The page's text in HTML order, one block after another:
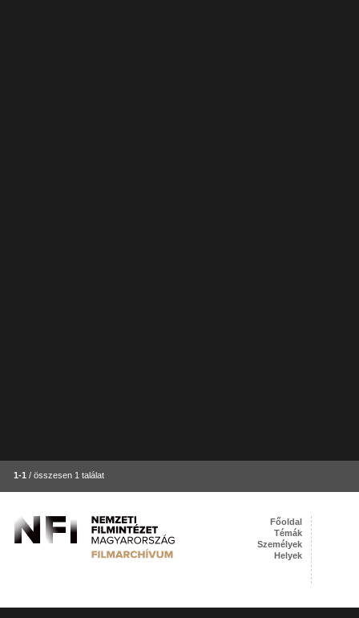
1-1 / összesen 1 találat
Főoldal
Témák
Személyek
Helyek